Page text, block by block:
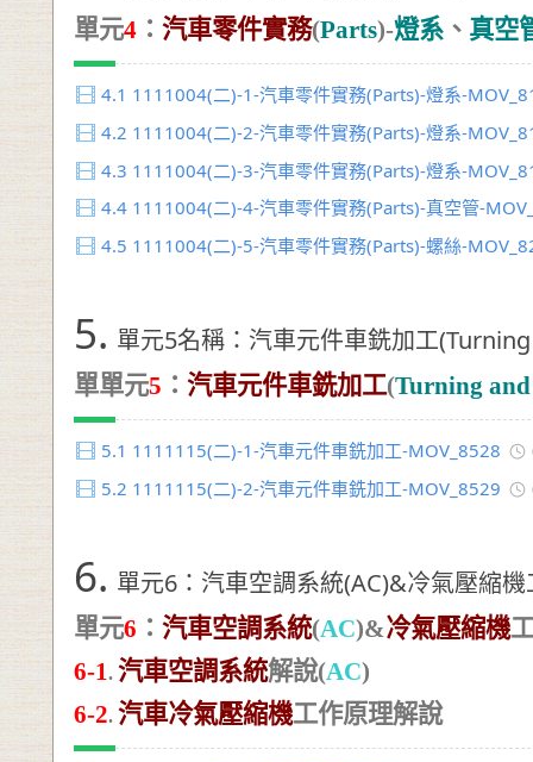
單元4 ： 汽車零件實務(Parts)-燈系 、 真空
4.1 1111004(二)-1-汽車零件實務(Parts)-燈系-
4.2 1111004(二)-2-汽車零件實務(Parts)-燈系-
4.3 1111004(二)-3-汽車零件實務(Parts)-燈系-
4.4 1111004(二)-4-汽車零件實務(Parts)-真空管-
4.5 1111004(二)-5-汽車零件實務(Parts)-螺絲-
5. 單元5名稱：汽車元件車銑加工
單單元5 ： 汽車元件車銑加工(Turning
5.1 1111115(二)-1-汽車元件車銑加工-MOV_8528
5.2 1111115(二)-2-汽車元件車銑加工-MOV_8529
6. 單元6：汽車空調系統(AC)&冷氣壓縮
單元6 ： 汽車空調系統(AC)&冷氣壓縮機
6-1. 汽車空調系統解說(AC)
6-2. 汽車冷氣壓縮機工作原理解說